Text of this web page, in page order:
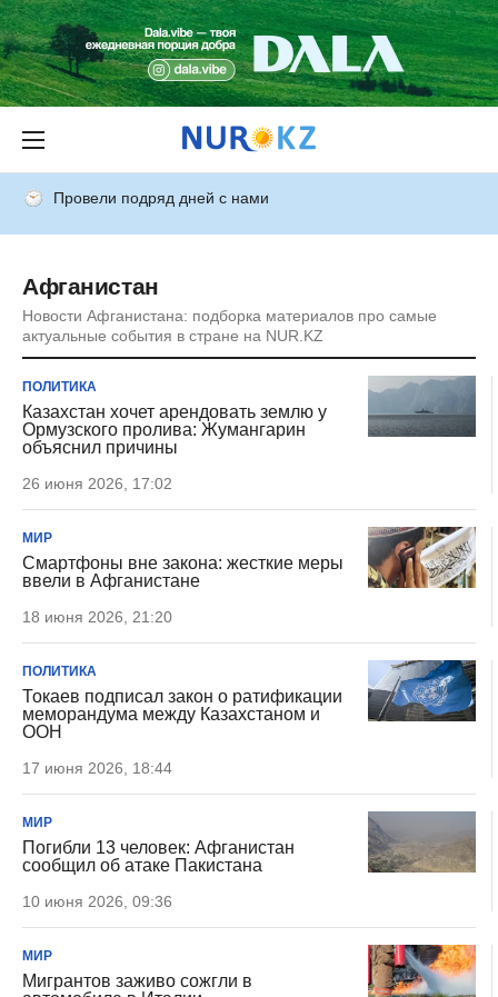
Провели подряд дней с нами
Афганистан
Новости Афганистана: подборка материалов про самые
актуальные события в стране на NUR.KZ
ПОЛИТИКА
Казахстан хочет арендовать землю у
Ормузского пролива: Жумангарин
объяснил причины
26 июня 2026, 17:02
МИР
Смартфоны вне закона: жесткие меры
ввели в Афганистане
18 июня 2026, 21:20
ПОЛИТИКА
Токаев подписал закон о ратификации
меморандума между Казахстаном и
ООН
17 июня 2026, 18:44
МИР
Погибли 13 человек: Афганистан
сообщил об атаке Пакистана
10 июня 2026, 09:36
МИР
Мигрантов заживо сожгли в